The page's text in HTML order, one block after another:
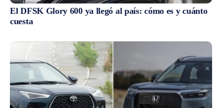
El DFSK Glory 600 ya llegó al país: cómo es y cuánto
cuesta